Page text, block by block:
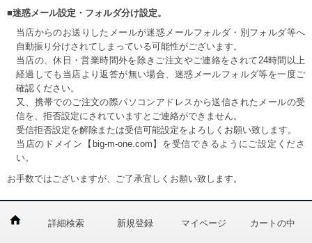
■迷惑メール設定・フォルダ分け設定。
当店からのお送りしたメールが迷惑メールフォルダ・別フォルダ等へ
自動振り分けされてしまっている可能性がございます。
当店の、休日・営業時間外を除きご注文やご連絡をされて24時間以上
経過しても当店より返答が無い場合、迷惑メールフォルダ等を一度ご
確認ください。
又、携帯でのご注文の際パソコンアドレスから送信されたメールの受
信を、拒否設定にされていますとご連絡ができません。
受信拒否設定を解除または受信可能設定をよろしくお願い致します。
当店のドメイン【big-m-one.com】を受信できるようにご設定くださ
い。
お手数ではございますが、ご了承宜しくお願い致します。
詳細検索 新規登録 マイページ カートの中